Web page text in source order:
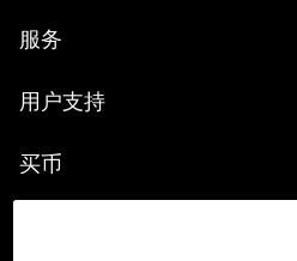
服务
用户支持
买币